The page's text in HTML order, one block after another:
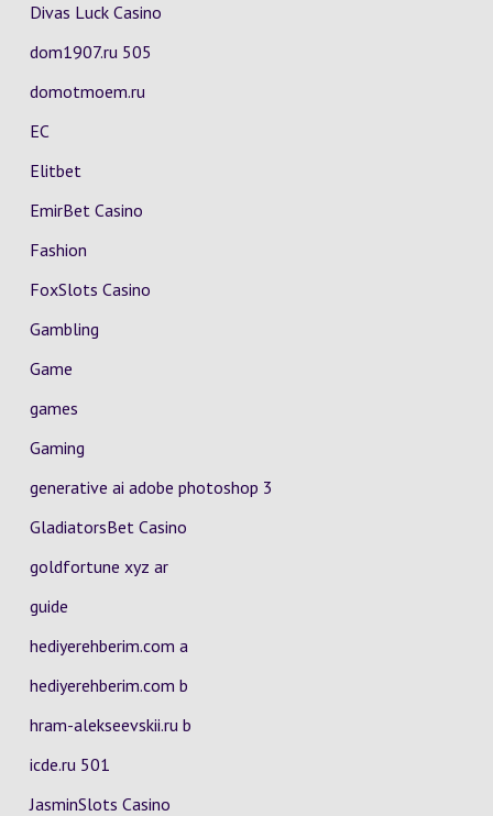
Divas Luck Casino
dom1907.ru 505
domotmoem.ru
EC
Elitbet
EmirBet Casino
Fashion
FoxSlots Casino
Gambling
Game
games
Gaming
generative ai adobe photoshop 3
GladiatorsBet Casino
goldfortune xyz ar
guide
hediyerehberim.com a
hediyerehberim.com b
hram-alekseevskii.ru b
icde.ru 501
JasminSlots Casino